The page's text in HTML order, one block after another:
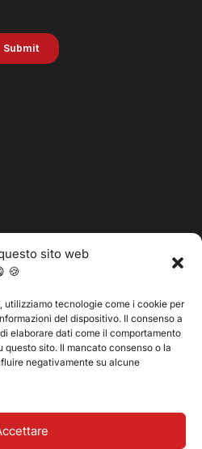
sito web
🍪
utilizziamo tecnologie come i cookie per
del dispositivo. Il consenso a
elaborare dati come il comportamento
sito. Il mancato consenso o la
negativamente su alcune
Tutti i diritti riservati.
sulla privacy